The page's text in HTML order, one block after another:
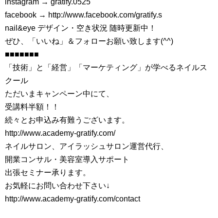
instagram → gratify.0525
facebook → http://www.facebook.com/gratify.s
nail&eye デザイン・空き状況 随時更新中！
ぜひ、「いいね」＆フォローお願い致します(^^)
■■■■■■■
「技術」と「経営」「マーケティング」が学べるネイルス
クール
ただいまキャンペーン中にて、
受講料半額！！
続々とお申込み有難うございます。
http://www.academy-gratify.com/
ネイルサロン、アイラッシュサロン運営代行、
開業コンサル・美容室導入サポート
出張セミナー承ります。
お気軽にお問い合わせ下さい↓
http://www.academy-gratify.com/contact